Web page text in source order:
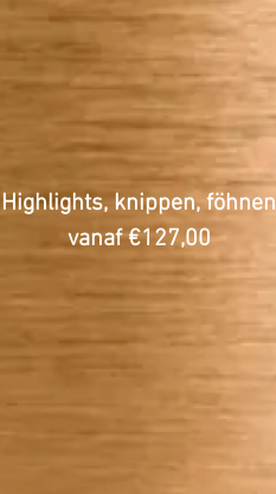
Highlights, knippen,föhnen
vanaf €127,00